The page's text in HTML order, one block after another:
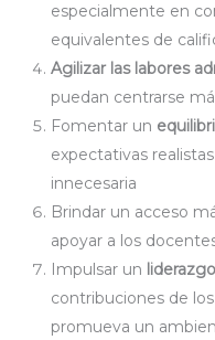
especialmente en
equivalentes de
Agilizar las labores
puedan centrarse
Fomentar un
expectativas
innecesaria
Brindar un acceso
apoyar a los
Impulsar un
contribuciones de
promueva un